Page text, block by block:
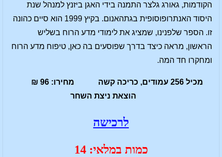
הקודמות, גאורג גלצר התמנה בידי האגן ביזנץ למנהל שנת
היסוד האנתרופוסופית בגתהאנום. בקיץ 1999 הוא סיים כהונה
זו. הספר שלפנינו, שמציג את לימודי מדע הרוח בשליש
הראשון, מראה כיצד בדרך שפוסעים בה כאן, טיפוח מדע הרוח
ומחקרו חד המה.
מכיל 256 עמודים, כריכה קשה מחירו: 96 ₪
הוצאת ניצת השחר
לרכישה
כמות במלאי: 14